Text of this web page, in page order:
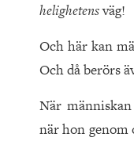
helighetensväg!
Och här kan
Och då berörs
När
när hon genom